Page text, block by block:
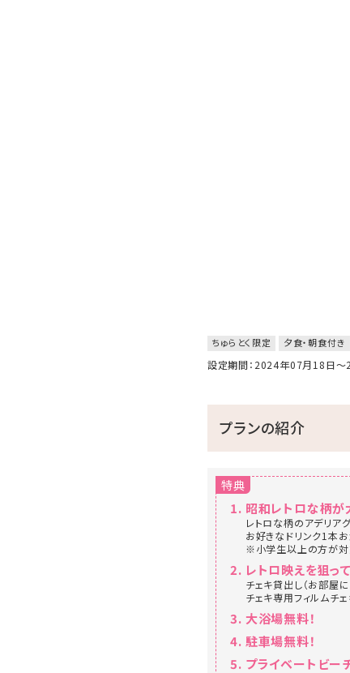
ちゅらとく限定 夕食・朝食付き
設定期間：2024年07月18日
プランの紹介
特典
昭和レトロな柄が
レトロな柄のアデリア
お好きなドリンク1本お
※小学生以上の方が対
レトロ映えを狙っ
チェキ貸出し（お部屋に
チェキ専用フィルムチ
大浴場無料！
駐車場無料！
プライベートビー